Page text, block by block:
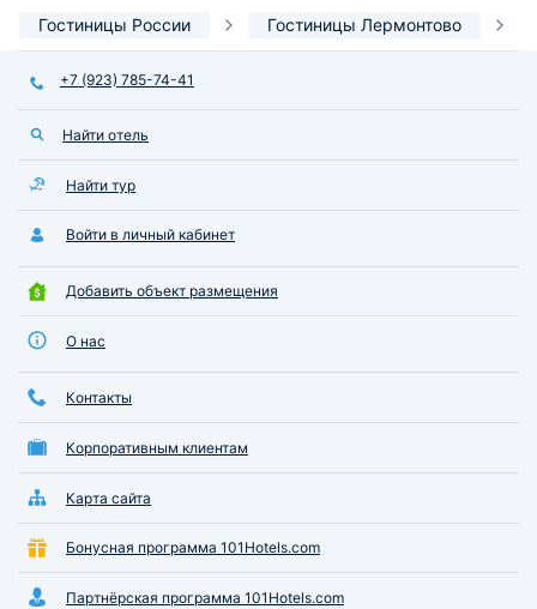
Гостиницы России Гостиницы Лермонтово
+7 (923) 785-74-41
Найти отель
Найти тур
Войти в личный кабинет
Добавить объект размещения
О нас
Контакты
Корпоративным клиентам
Карта сайта
Бонусная программа 101Hotels.com
Партнёрская программа 101Hotels.com